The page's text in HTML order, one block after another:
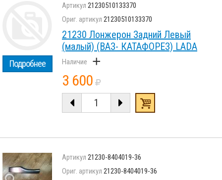
Подробнее
21230510133370
21230510133370
21230 Лонжерон Задний Левый
(малый) (ВАЗ- КАТАФОРЕЗ) LADA
+
3 600
21230-8404019-36
21230-8404019-36